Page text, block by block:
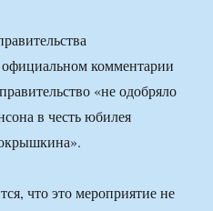
комментарии
«не одобряло
в честь юбилея
что это мероприятие не